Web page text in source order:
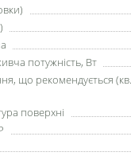
потужність, Вт
що рекомендується
поверхні